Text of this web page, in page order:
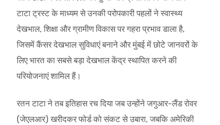
टाटा ट्रस्ट के माध्यम से उनकी परोपकारी पहलों ने स्वास्थ्य
देखभाल, शिक्षा और ग्रामीण विकास पर गहरा प्रभाव डाला है,
जिसमें कैंसर देखभाल सुविधाएं बनाने और मुंबई में छोटे जानवरों के
लिए भारत का सबसे बड़ा देखभाल केंद्र स्थापित करने की
परियोजनाएं शामिल हैं।
रतन टाटा ने तब इतिहास रच दिया जब उन्होंने जगुआर-लैंड रोवर
(जेएलआर) खरीदकर फोर्ड को संकट से उबारा, जबकि अमेरिकी